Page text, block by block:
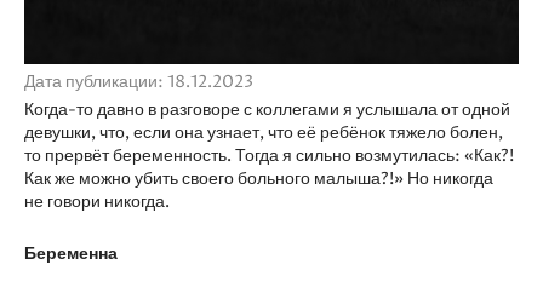
Дата публикации: 18.12.2023
Когда-то давно в разговоре с коллегами я услышала от одной
девушки, что, если она узнает, что её ребёнок тяжело болен,
то прервёт беременность. Тогда я сильно возмутилась: «Как?!
Как же можно убить своего больного малыша?!» Но никогда
не говори никогда.
Беременна